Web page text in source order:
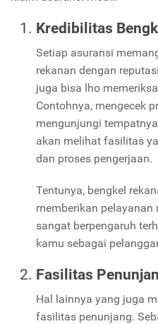
Kredibilitas
Setiap asuransi
rekanan dengan
juga bisa lho
Contohnya, mengecek
mengunjungi
akan melihat fasilitas
dan proses pengerjaan.
Tentunya, bengkel
memberikan
sangat berpengaruh
kamu sebagai
Fasilitas
Hal lainnya yang juga
fasilitas penunjang.